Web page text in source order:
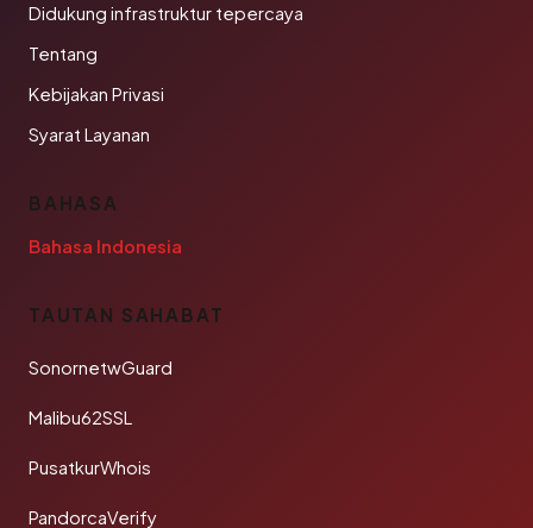
Didukung infrastruktur tepercaya
Tentang
Kebijakan Privasi
Syarat Layanan
BAHASA
Bahasa Indonesia
TAUTAN SAHABAT
SonornetwGuard
Malibu62SSL
PusatkurWhois
PandorcaVerify